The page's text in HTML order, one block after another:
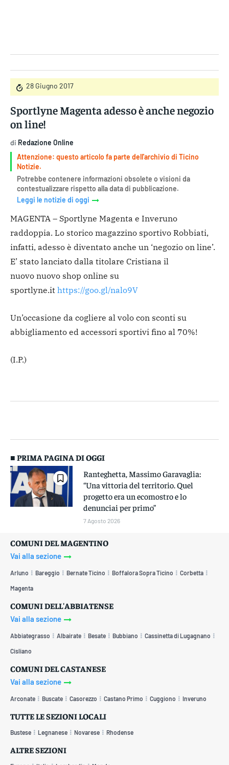
28 Giugno 2017
Sportlyne Magenta adesso è anche negozio
on line!
di Redazione Online
Attenzione: questo articolo fa parte dell'archivio di Ticino
Notizie.
Potrebbe contenere informazioni obsolete o visioni da
contestualizzare rispetto alla data di pubblicazione.
Leggi le notizie di oggi
MAGENTA – Sportlyne Magenta e Inveruno
raddoppia. Lo storico magazzino sportivo Robbiati,
infatti, adesso è diventato anche un ‘negozio on line’.
E’ stato lanciato dalla titolare Cristiana il
nuovo nuovo shop online su
sportlyne.it https://goo.gl/nalo9V
Un’occasione da cogliere al volo con sconti su
abbigliamento ed accessori sportivi fino al 70%!
(I.P.)
■ PRIMA PAGINA DI OGGI
Ranteghetta, Massimo Garavaglia:
“Una vittoria del territorio. Quel
progetto era un ecomostro e lo
denunciai per primo”
7 Agosto 2026
COMUNI DEL MAGENTINO
Vai alla sezione
Arluno Bareggio Bernate Ticino Boffalora Sopra Ticino Corbetta
Magenta
COMUNI DELL'ABBIATENSE
Vai alla sezione
Abbiategrasso Albairate Besate Bubbiano Cassinetta di Lugagnano
Cisliano
COMUNI DEL CASTANESE
Vai alla sezione
Arconate Buscate Casorezzo Castano Primo Cuggiono Inveruno
TUTTE LE SEZIONI LOCALI
Bustese Legnanese Novarese Rhodense
ALTRE SEZIONI